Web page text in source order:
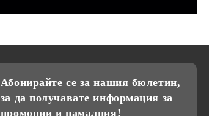
Абонирайте се за нашия бюлетин,
за да получавате информация за
промоции и намалния!